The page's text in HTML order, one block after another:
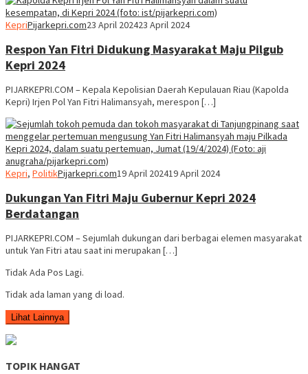
KepriPijarkepri.com23 April 202423 April 2024
Respon Yan Fitri Didukung Masyarakat Maju Pilgub
Kepri 2024
PIJARKEPRI.COM – Kepala Kepolisian Daerah Kepulauan Riau (Kapolda
Kepri) Irjen Pol Yan Fitri Halimansyah, merespon […]
Kepri, PolitikPijarkepri.com19 April 202419 April 2024
Dukungan Yan Fitri Maju Gubernur Kepri 2024
Berdatangan
PIJARKEPRI.COM – Sejumlah dukungan dari berbagai elemen masyarakat
untuk Yan Fitri atau saat ini merupakan […]
Tidak Ada Pos Lagi.
Tidak ada laman yang di load.
Lihat Lainnya
TOPIK HANGAT